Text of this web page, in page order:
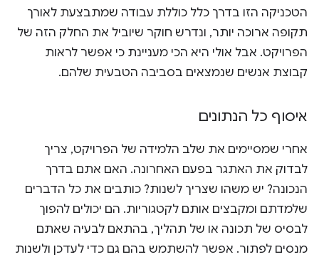
הטכניקה הזו בדרך כלל כוללת עבודה שמתבצעת לאורך
תקופה ארוכה יותר, ונדרש חוקר שיוביל את החלק הזה של
הפרויקט. אבל אולי היא הכי מעניינת כי אפשר לראות
קבוצת אנשים שנמצאים בסביבה הטבעית שלהם.
איסוף כל הנתונים
אחרי שמסיימים את שלב הלמידה של הפרויקט, צריך
לבדוק את האתגר בפעם האחרונה. האם אתם בדרך
הנכונה? יש משהו שצריך לשנות? כותבים את כל הדברים
שלמדתם ומקבצים אותם לקטגוריות. הם יכולים להפוך
לבסיס של תכונה או של תהליך, בהתאם לבעיה שאתם
מנסים לפתור. אפשר להשתמש בהם גם כדי לעדכן ולשנות